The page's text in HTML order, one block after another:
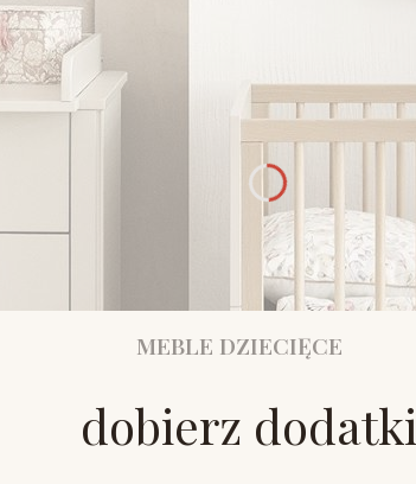
MEBLE DZIECIĘCE
dobierz dodatki